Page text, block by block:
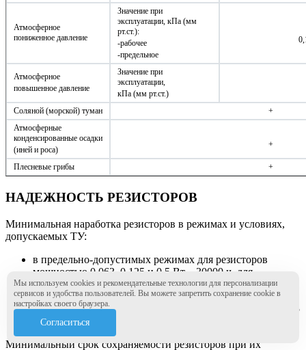
Атмосферное
пониженное давление
Значение при
эксплуатации, кПа (мм
рт.ст.):
-рабочее
-предельное
Атмосферное
повышенное давление
Значение при
эксплуатации,
кПа (мм рт.ст.)
Соляной (морской) туман
+
Атмосферные
конденсированные осадки
(иней и роса)
+
Плесневые грибы +
НАДЕЖНОСТЬ РЕЗИСТОРОВ
Минимальная наработка резисторов в режимах и условиях,
допускаемых ТУ:
в предельно-допустимых режимах для резисторов
мощностью 0,063, 0,125 и 0,5 Вт – 30000 ч, для
резисторов мощностью 0,25, 1 и 2 Вт – 25000 ч;
в облегченных режимах при температуре окружающей
среды не выше 50 оС и мощности рассеяния не более 0,5
Рномин. – 100000 ч.
Минимальный срок сохраняемости резисторов при их
Мы используем cookies и рекомендательные технологии для персонализации
сервисов и удобства пользователей. Вы можете запретить сохранение cookie в
настройках своего браузера.
Согласиться